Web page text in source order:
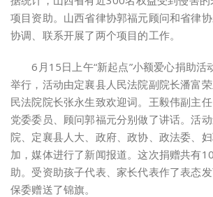
项目资助。山西省律协郭福元顾问和省律协
协调、联系开展了两个项目的工作。
6月15日上午“新起点”小额爱心捐助活
举行，活动由定襄县人民法院副院长潘富
民法院院长张永生致欢迎词。王毅伟副主
党委委员、顾问郭福元分别做了讲话。活
院、定襄县人大、政府、政协、政法委、
加，媒体进行了新闻报道。这次捐赠共有
助。受资助孩子代表、家长代表作了表态
保委赠送了锦旗。